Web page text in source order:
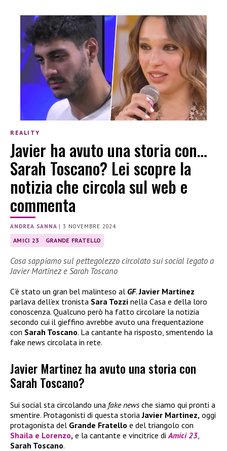
REALITY
Javier ha avuto una storia con…
Sarah Toscano? Lei scopre la
notizia che circola sul web e
commenta
ANDREA SANNA |3 NOVEMBRE 2024
AMICI 23 GRANDE FRATELLO
Cosa sappiamo sul pettegolezzo circolato sui social legato a
Javier Martinez e Sarah Toscano
C’è stato un gran bel malinteso al GF.Javier Martinez
parlava dell’ex tronista Sara Tozzi nella Casa e della loro
conoscenza. Qualcuno però ha fatto circolare la notizia
secondo cui il gieffino avrebbe avuto una frequentazione
con Sarah Toscano. La cantante ha risposto, smentendo la
fake news circolata in rete.
Javier Martinez ha avuto una storia con
Sarah Toscano?
Sui social sta circolando una fake newsche siamo qui pronti a
smentire. Protagonisti di questa storiaJavier Martinez, oggi
protagonista del Grande Fratello e del triangolo con
Shaila e Lorenzo, e la cantante e vincitrice di Amici 23
Sarah Toscano.